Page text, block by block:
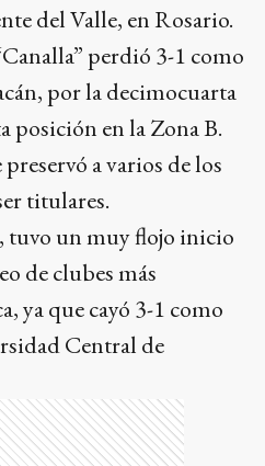
del Valle, en Rosario.
perdió 3-1 como
por la decimocuarta
posición en la Zona B.
a varios de los
titulares.
tuvo un muy flojo inicio
de clubes más
ya que cayó 3-1 como
Central de